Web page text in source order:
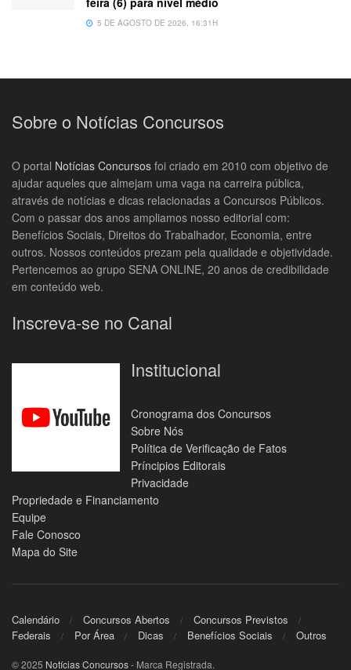
5 DE AGOSTO DE 2026, 16:31H
Sobre o Notícias Concursos
O portal Notícias Concursos foi criado em 2010 com objetivo de
ajudar aqueles que almejam uma vaga na carreira pública,
através de notícias e dicas relacionadas a Concursos Públicos.
Com o passar dos anos ampliamos nosso editorial com:
Benefícios Sociais, Direitos do Trabalhador, Economia, entre
outros. Nossos conteúdos prezam pela qualidade e objetividade.
Pertencemos ao grupo SENA ONLINE, 20 anos de credibilidade
em conteúdo web.
Inscreva-se no Canal
Institucional
Cronograma dos Concursos
Sobre Nós
Política de Verificação de Fatos
Príncipios Editorais
Privacidade
Propriedade e Financiamento
Equipe
Fale Conosco
Mapa do Site
Calendário Concursos Abertos
Concursos Previstos
Federais
Por Área Dicas Benefícios Sociais Outros
© 2025 Notícias Concursos- Marca Registrada.